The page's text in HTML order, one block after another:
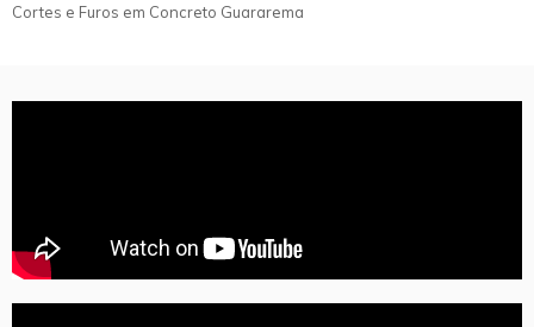
Cortes e Furos em Concreto Guararema